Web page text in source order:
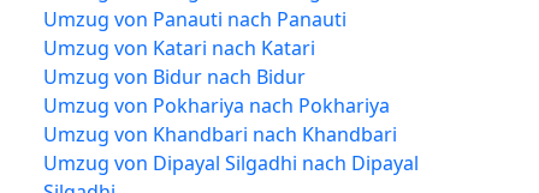
Umzug von Panauti nach Panauti
Umzug von Katari nach Katari
Umzug von Bidur nach Bidur
Umzug von Pokhariya nach Pokhariya
Umzug von Khandbari nach Khandbari
Umzug von Dipayal Silgadhi nach Dipayal